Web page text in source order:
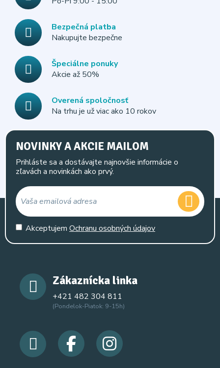
Bezpečná platba
Nakupujte bezpečne
Špeciálne ponuky
Akcie až 50%
Overená spoločnosť
Na trhu je už viac ako 10 rokov
NOVINKY A AKCIE MAILOM
Prihláste sa a dostávajte najnovšie informácie o
zľavách a novinkách ako prvý.
Akceptujem Ochranu osobných údajov
Zákaznícka linka
+421 482 304 811
(Pondelok-Piatok: 9-15h)